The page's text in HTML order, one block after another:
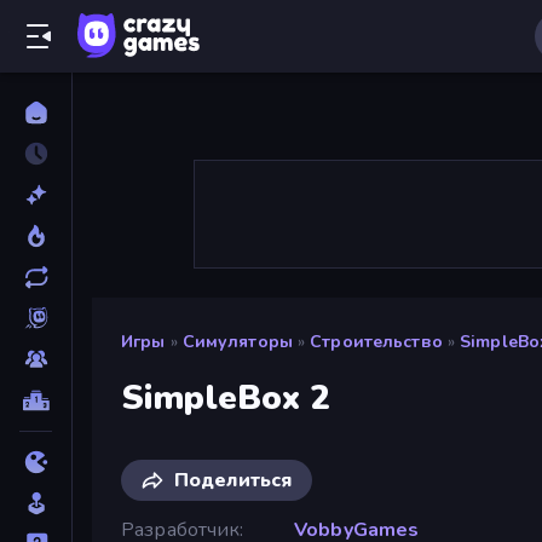
Игры » Симуляторы » Строительство »
SimpleBox 2
Поделиться
Разработчик
VobbyGames